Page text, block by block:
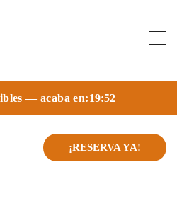
¡RESERVA YA!
— acaba en:19:51